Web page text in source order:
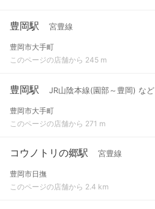
豊岡駅 宮豊線
豊岡市大手町
このページの店舗から 245 m
豊岡駅 JR山陰本線(園部～豊岡) など
豊岡市大手町
このページの店舗から 271 m
コウノトリの郷駅 宮豊線
豊岡市日撫
このページの店舗から 2.4 km